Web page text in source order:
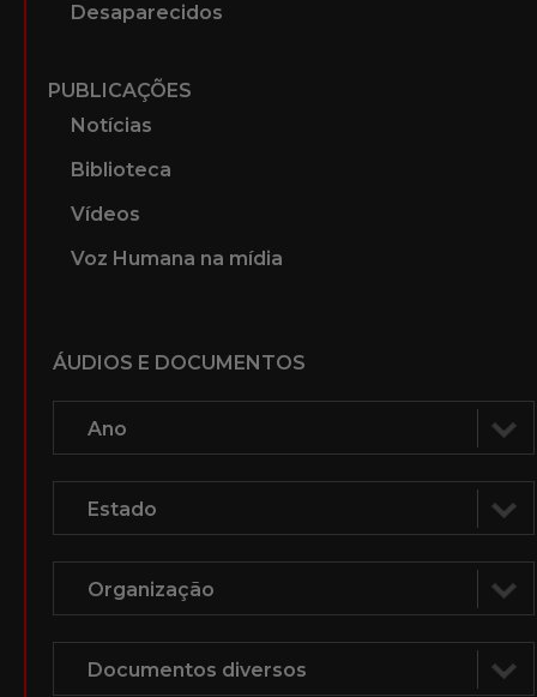
Desaparecidos
PUBLICAÇÕES
Notícias
Biblioteca
Vídeos
Voz Humana na mídia
ÁUDIOS E DOCUMENTOS